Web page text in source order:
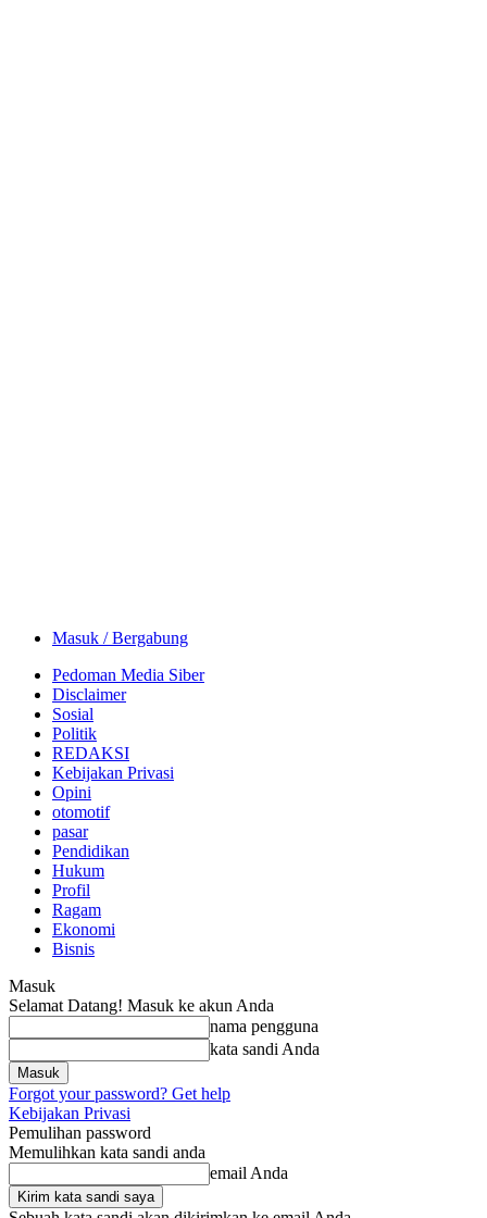
Masuk / Bergabung
Pedoman Media Siber
Disclaimer
Sosial
Politik
REDAKSI
Kebijakan Privasi
Opini
otomotif
pasar
Pendidikan
Hukum
Profil
Ragam
Ekonomi
Bisnis
Masuk
Selamat Datang! Masuk ke akun Anda
nama pengguna
kata sandi Anda
Forgot your password? Get help
Kebijakan Privasi
Pemulihan password
Memulihkan kata sandi anda
email Anda